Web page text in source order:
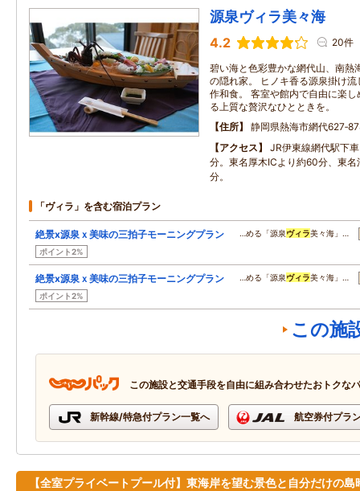
源泉ヴィラ美々海
4.2 20件
碧い海と色彩豊かな網代山、南熱
の隠れ家。 ヒノキ香る源泉掛け
作和食。 客室や館内で自由に楽
る上質な贅沢なひとときを。
住所
静岡県熱海市網代
アクセス
JR伊東線網代駅下
分。東名厚木ICより約60分、東
分。
「ヴィラ」を含む宿泊プラン
絶景x源泉ｘ美味の三拍子モーニングプラン
ポイント2%
…める「源泉ヴィラ美々海」…
絶景x源泉ｘ美味の三拍子モーニングプラン
ポイント2%
…める「源泉ヴィラ美々海」…
この施
この施設と交通手段を自由に組み合わせたおトクな
新幹線/特急付プラン一覧へ 航空券付プラ
【全室プライベートプール付】東海岸を望む景色と自分だけの島